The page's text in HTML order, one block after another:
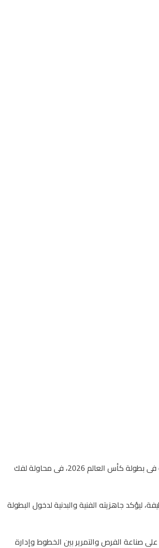
دخل منتخب بلجيكا دائرة الضوء داخل معسكر منتخبنا بمدينة سبوكان الأمريكية، بعدما كثف الجهاز الفنى بقيادة حسام حسن من دراسة المنافس الأول للفراعنة فى بطولة كأس العالم 2026، فى محاولة لفك
ليؤكد جاهزيته الفنية والبدنية لدخول البطولة
صناعة الفرص والتمرير بين الخطوط وإدارة